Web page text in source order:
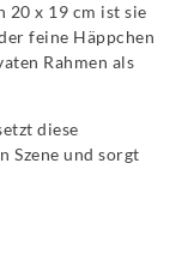
x 19 cm ist sie
feine Häppchen
Rahmen als
diese
Szene und sorgt